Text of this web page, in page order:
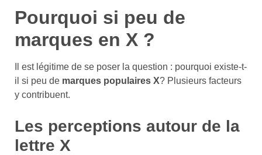
Pourquoi si peu de
marques en X ?
Il est légitime de se poser la question : pourquoi existe-t-
il si peu de marques populaires X? Plusieurs facteurs
y contribuent.
Les perceptions autour de la
lettre X